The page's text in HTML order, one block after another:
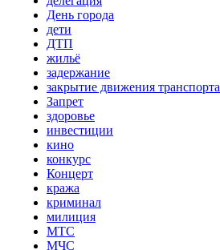
День города
дети
ДТП
жильё
задержание
закрытие движения транспорта
Запрет
здоровье
инвестиции
кино
конкурс
Концерт
кража
криминал
милиция
МТС
МЧС